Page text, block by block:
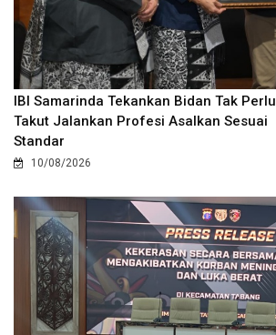
IBI Samarinda Tekankan Bidan Tak Perlu
Takut Jalankan Profesi Asalkan Sesuai
Standar
10/08/2026